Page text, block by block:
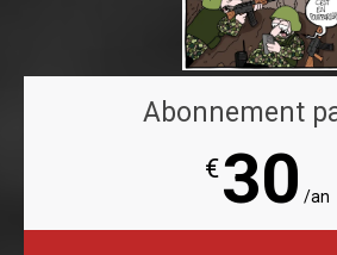
Abonnement
€30 /an